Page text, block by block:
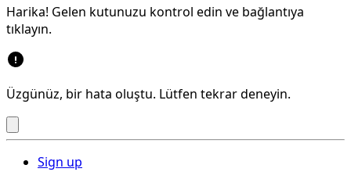
Harika! Gelen kutunuzu kontrol edin ve bağlantıya
tıklayın.
Üzgünüz, bir hata oluştu. Lütfen tekrar deneyin.
Sign up